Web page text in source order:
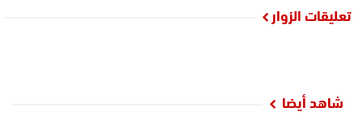
تعليقات الزوار
شاهد أيضا